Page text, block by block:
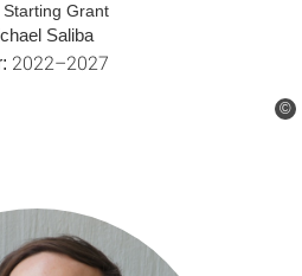
©
Starting Grant
Saliba
2022–2027